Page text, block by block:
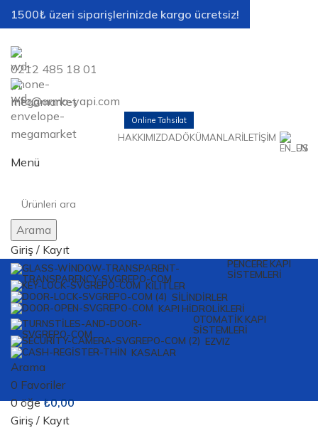
0212 485 18 01
info@arma-yapi.com
Online Tahsilat
HAKKIMIZDADÖKÜMANLARİLETIŞIM
EN
Menü
Arama
Giriş / Kayıt
PENCERE KAPI
SISTEMLERI
KILITLER
SILINDIRLER
KAPI HIDROLIKLERI
OTOMATIK KAPI
SISTEMLERI
EZVIZ
KASALAR
Arama
0 Favoriler
0öğe ₺0,00
Giriş / Kayıt
1500₺ üzeri siparişlerinizde kargo ücretsiz!